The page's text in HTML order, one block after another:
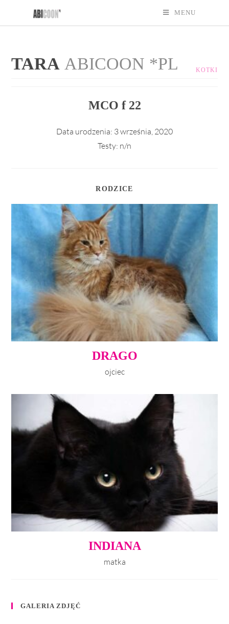
MENU
TARA ABICOON *PL KOTKI
MCO f 22
Data urodzenia: 3 września, 2020
Testy: n/n
RODZICE
DRAGO
ojciec
INDIANA
matka
GALERIA ZDJĘĆ